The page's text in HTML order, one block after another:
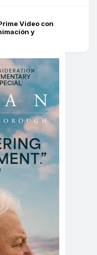
Video con
y